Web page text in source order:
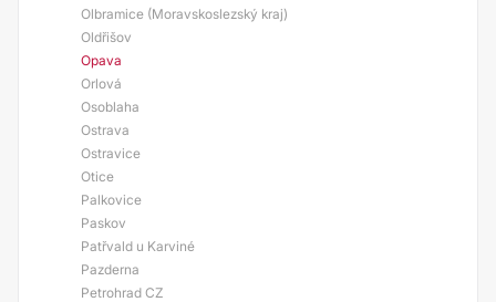
Olbramice (Moravskoslezský kraj)
Oldřišov
Opava
Orlová
Osoblaha
Ostrava
Ostravice
Otice
Palkovice
Paskov
Patřvald u Karviné
Pazderna
Petrohrad CZ